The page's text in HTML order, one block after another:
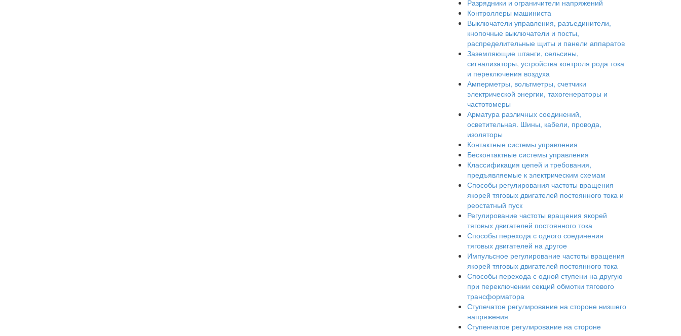
Разрядники и ограничители напряжений
Контроллеры машиниста
Выключатели управления, разъединители,
кнопочные выключатели и посты,
распределительные щиты и панели аппаратов
Заземляющие штанги, сельсины,
сигнализаторы, устройства контроля рода тока
и переключения воздуха
Амперметры, вольтметры, счетчики
электрической энергии, тахогенераторы и
частотомеры
Арматура различных соединений,
осветительная. Шины, кабели, провода,
изоляторы
Контактные системы управления
Бесконтактные системы управления
Классификация цепей и требования,
предъявляемые к электрическим схемам
Способы регулирования частоты вращения
якорей тяговых двигателей постоянного тока и
реостатный пуск
Регулирование частоты вращения якорей
тяговых двигателей постоянного тока
Способы перехода с одного соединения
тяговых двигателей на другое
Импульсное регулирование частоты вращения
якорей тяговых двигателей постоянного тока
Способы перехода с одной ступени на другую
при переключении секций обмотки тягового
трансформатора
Ступечатое регулирование на стороне низшего
напряжения
Ступенчатое регулирование на стороне